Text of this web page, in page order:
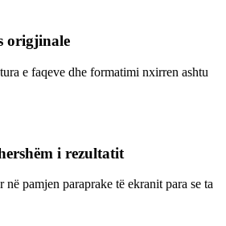
origjinale
e faqeve dhe formatimi nxirren ashtu
i rezultatit
pamjen paraprake të ekranit para se ta